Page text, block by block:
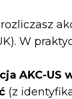
W
AKC-US
(z